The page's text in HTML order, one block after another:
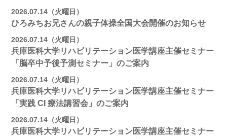
2026.07.14（火曜日）
ひろみちお兄さんの親子体操全国大会開催のお知らせ
2026.07.14（火曜日）
兵庫医科大学リハビリテーション医学講座主催セミナー
「脳卒中予後予測セミナー」のご案内
2026.07.14（火曜日）
兵庫医科大学リハビリテーション医学講座主催セミナー
「実践 CI 療法講習会」のご案内
2026.07.14（火曜日）
兵庫医科大学リハビリテーション医学講座主催セミナー